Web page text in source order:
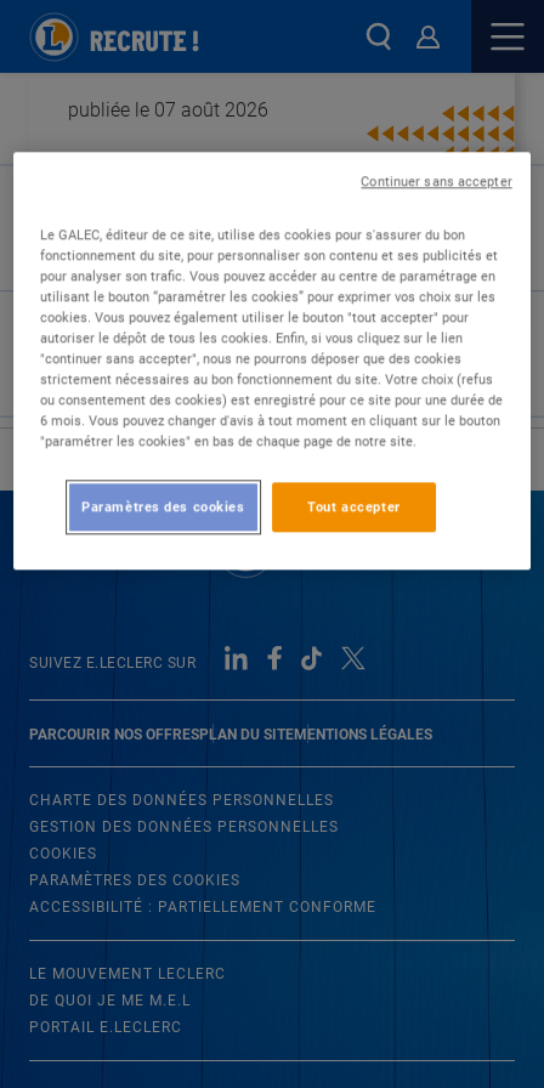
publiée le 07 août 2026
Type de contrat :
Expérience :
Études :
PARCOURIR NOS OFFRESPLAN DU SITEMENTIONS LÉGALES
SUIVEZ E.LECLERC SUR
CHARTE DES DONNÉES PERSONNELLES
GESTION DES DONNÉES PERSONNELLES
COOKIES
PARAMÈTRES DES COOKIES
ACCESSIBILITÉ : PARTIELLEMENT CONFORME
LE MOUVEMENT LECLERC
DE QUOI JE ME M.E.L
PORTAIL E.LECLERC
Le GALEC, éditeur de ce site, utilise des cookies pour s'assurer du bon
fonctionnement du site, pour personnaliser son contenu et ses publicités et
pour analyser son trafic. Vous pouvez accéder au centre de paramétrage en
utilisant le bouton “paramétrer les cookies” pour exprimer vos choix sur les
cookies. Vous pouvez également utiliser le bouton "tout accepter" pour
autoriser le dépôt de tous les cookies. Enfin, si vous cliquez sur le lien
"continuer sans accepter", nous ne pourrons déposer que des cookies
strictement nécessaires au bon fonctionnement du site. Votre choix (refus
ou consentement des cookies) est enregistré pour ce site pour une durée de
6 mois. Vous pouvez changer d'avis à tout moment en cliquant sur le bouton
"paramétrer les cookies" en bas de chaque page de notre site.
Tout accepter
Paramètres des cookies
Continuer sans accepter